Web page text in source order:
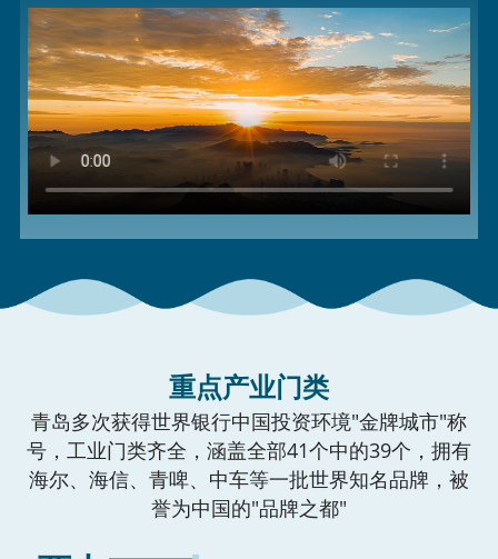
重点产业门类
青岛多次获得世界银行中国投资环境"金牌城市"称
号，工业门类齐全，涵盖全部41个中的39个，拥有
海尔、海信、青啤、中车等一批世界知名品牌，被
誉为中国的"品牌之都"